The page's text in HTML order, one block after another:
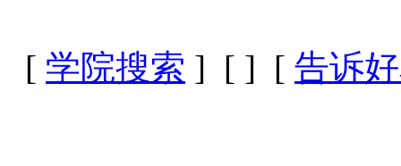
[ 学院搜索 ] [ ] [ 告诉